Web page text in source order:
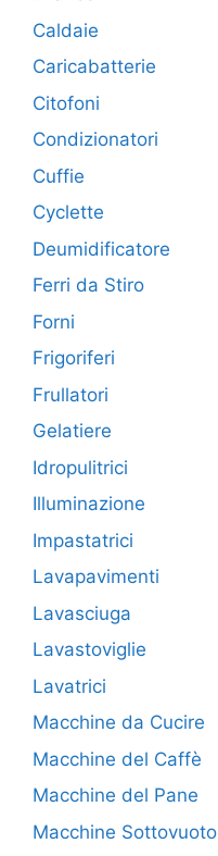
Caldaie
Caricabatterie
Citofoni
Condizionatori
Cuffie
Cyclette
Deumidificatore
Ferri da Stiro
Forni
Frigoriferi
Frullatori
Gelatiere
Idropulitrici
Illuminazione
Impastatrici
Lavapavimenti
Lavasciuga
Lavastoviglie
Lavatrici
Macchine da Cucire
Macchine del Caffè
Macchine del Pane
Macchine Sottovuoto